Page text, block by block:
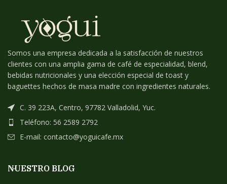
Somos una empresa dedicada a la satisfacción de nuestros
clientes con una amplia gama de café de especialidad, blend,
bebidas nutricionales y una elección especial de toast y
baguettes hechos de masa madre con ingredientes naturales.
C. 39 223A, Centro, 97782 Valladolid, Yuc.
Teléfono: 56 2589 2792
E-mail: contacto@yoguicafe.mx
NUESTRO BLOG